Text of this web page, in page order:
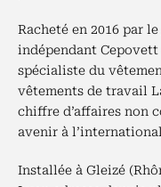
Racheté en 2016 par
indépendant Cepovett
spécialiste du
vêtements de travail
chiffre d’affaires non
avenir à
Installée à Gleizé